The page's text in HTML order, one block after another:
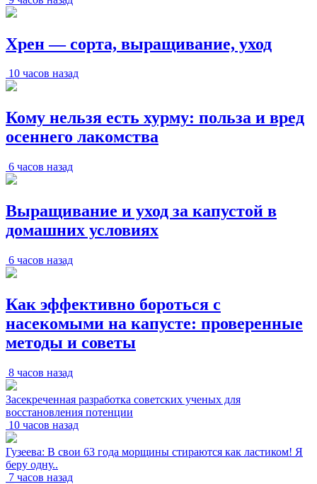
Хрен — сорта, выращивание, уход
10 часов назад
Кому нельзя есть хурму: польза и вред
осеннего лакомства
6 часов назад
Выращивание и уход за капустой в
домашних условиях
6 часов назад
Как эффективно бороться с
насекомыми на капусте: проверенные
методы и советы
8 часов назад
Засекреченная разработка советских ученых для
восстановления потенции
10 часов назад
Гузеева: В свои 63 года морщины стираются как ластиком! Я
беру одну..
7 часов назад